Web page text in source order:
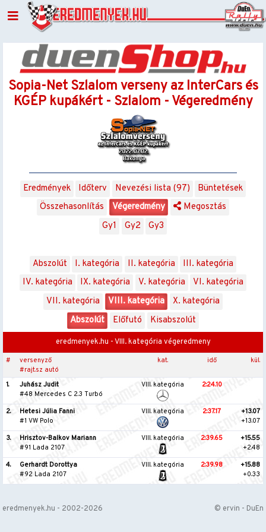
Sopia-Net Szlalom verseny az InterCars és
KGÉP kupákért - Szlalom - Végeredmény
Eredmények Időterv Nevezési lista (97)
Büntetések
Összehasonlítás
Végeredmény
Megosztás
Gy1
Gy2 Gy3
Abszolút I. kategória II. kategória
III. kategória
IV. kategória
IX. kategória V. kategória
VI. kategória
VII. kategória
VIII. kategória
X. kategória
Abszolút
Előfutó Kisabszolút
eredmenyek.hu - VIII. kategória végeredmeny
#
versenyző
#rajt.sz autó
kat. idő kül.
1.
Juhász Judit
#48 Mercedes C 2.3 Turbó
VIII. kategória 2:24.10
2.
Hetesi Júlia Fanni
#1 VW Polo
VIII. kategória 2:37.17
+13.07
+13.07
3.
Hrisztov-Balkov Mariann
#91 Lada 2107
VIII. kategória 2:39.65
+15.55
+2.48
4.
Gerhardt Dorottya
#92 Lada 2107
VIII. kategória 2:39.98
+15.88
+0.33
eredmenyek.hu - 2002-2026 © ervin - DuEn